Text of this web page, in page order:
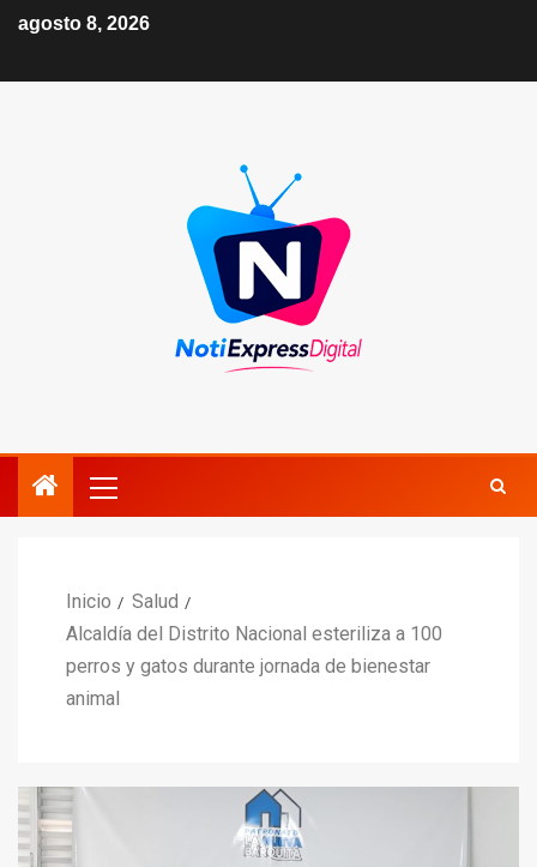
agosto 8, 2026
Inicio
Salud
Alcaldía del Distrito Nacional esteriliza a 100
perros y gatos durante jornada de bienestar
animal